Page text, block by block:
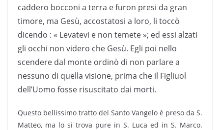
caddero bocconi a terra e furon presi da gran
timore, ma Gesù, accostatosi a loro, li toccò
dicendo : « Levatevi e non temete »; ed essi alzati
gli occhi non videro che Gesù. Egli poi nello
scendere dal monte ordinò di non parlare a
nessuno di quella visione, prima che il Figliuol
dell’Uomo fosse risuscitato dai morti.
Questo bellissimo tratto del Santo Vangelo è preso da S.
Matteo, ma lo si trova pure in S. Luca ed in S. Marco.